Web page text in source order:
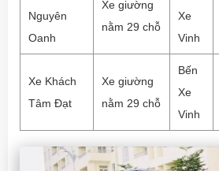
Nguyên
Oanh
Xe giường
nằm 29 chỗ
Xe
Vinh
Xe Khách
Tâm Đạt
Xe giường
nằm 29 chỗ
Bến
Xe
Vinh